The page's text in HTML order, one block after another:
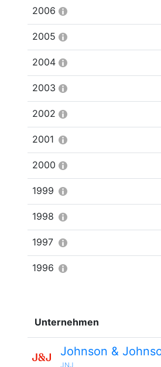
2006
2005
2004
2003
2002
2001
2000
1999
1998
1997
1996
Unternehmen
Johnson &
JNJ